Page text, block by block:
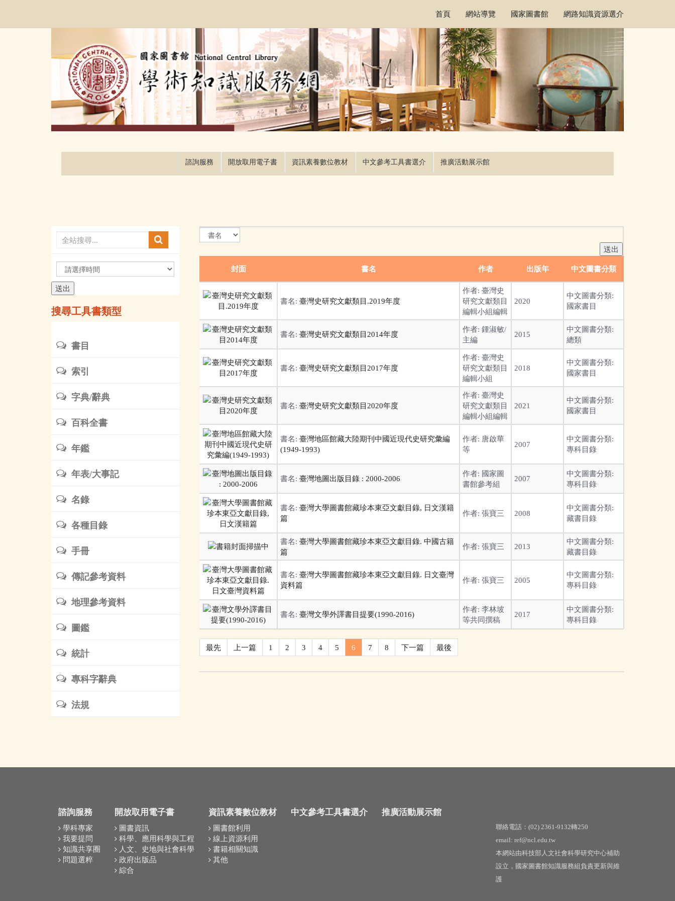
首頁
網站導覽 國家圖書館 網路知識資源選介
諮詢服務 開放取用電子書 資訊素養數位教材 中文參考工具書選介 推廣活動展示館
選
擇
時
間
搜尋工具書類型
書目
索引
字典/辭典
百科全書
年鑑
年表/大事記
名錄
各種目錄
手冊
傳記參考資料
地理參考資料
圖鑑
統計
專科字辭典
法規
封面 書名 作者 出版年 中文圖書分類
書名: 臺灣史研究文獻類目.2019年度
作者: 臺灣史
研究文獻類目
編輯小組編輯
2020
中文圖書分類:
國家書目
書名: 臺灣史研究文獻類目2014年度
作者: 鍾淑敏/
主編
2015
中文圖書分類:
總類
書名: 臺灣史研究文獻類目2017年度
作者: 臺灣史
研究文獻類目
編輯小組
2018
中文圖書分類:
國家書目
書名: 臺灣史研究文獻類目2020年度
作者: 臺灣史
研究文獻類目
編輯小組編輯
2021
中文圖書分類:
國家書目
書名: 臺灣地區館藏大陸期刊中國近現代史研究彙編
(1949-1993)
作者: 唐啟華
等
2007
中文圖書分類:
專科目錄
書名: 臺灣地圖出版目錄 : 2000-2006
作者: 國家圖
書館參考組
2007
中文圖書分類:
專科目錄
書名: 臺灣大學圖書館藏珍本東亞文獻目錄, 日文漢籍
篇
作者: 張寶三 2008
中文圖書分類:
藏書目錄
書名: 臺灣大學圖書館藏珍本東亞文獻目錄. 中國古籍
篇
作者: 張寶三 2013
中文圖書分類:
藏書目錄
書名: 臺灣大學圖書館藏珍本東亞文獻目錄. 日文臺灣
資料篇
作者: 張寶三 2005
中文圖書分類:
專科目錄
書名: 臺灣文學外譯書目提要(1990-2016)
作者: 李林坡
等共同撰稿
2017
中文圖書分類:
專科目錄
最先 上一篇 1 2 3 4 5 6 7 8 下一篇 最後
諮詢服務
學科專家
我要提問
知識共享圈
問題選粹
開放取用電子書
圖書資訊
科學、應用科學與工程
人文、史地與社會科學
政府出版品
綜合
資訊素養數位教材
圖書館利用
線上資源利用
書籍相關知識
其他
中文參考工具書選介 推廣活動展示館
聯絡電話：(02) 2361-9132轉250
email: ref@ncl.edu.tw
本網站由科技部人文社會科學研究中心補助
設立，國家圖書館知識服務組負責更新與維
護